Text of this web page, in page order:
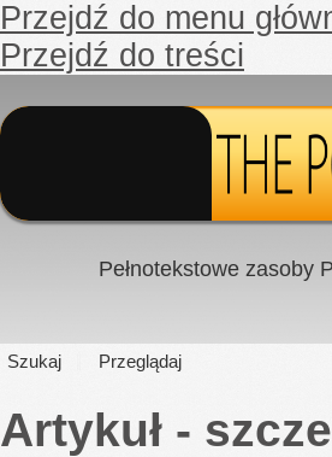
Przejdź do menu
Przejdź do treści
Pełnotekstowe zasoby
Szukaj Przeglądaj
Artykuł -